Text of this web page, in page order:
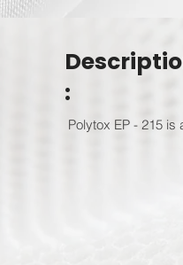
:
Polytox EP - 215